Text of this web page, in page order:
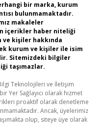
bir marka, kurum
bulunmamaktadır.
makaleler
içerikler haber niteliği
kişiler hakkında
kurum ve kişiler ile isim
Sitemizdeki bilgiler
taşımazlar.
Teknolojileri ve İletişim
Yer Sağlayıcı olarak hizmet
proaktif olarak denetleme
Ancak, üyelerimiz
olup, siteye üye olarak